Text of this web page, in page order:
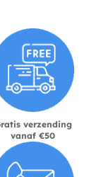
verzending
vanaf €50